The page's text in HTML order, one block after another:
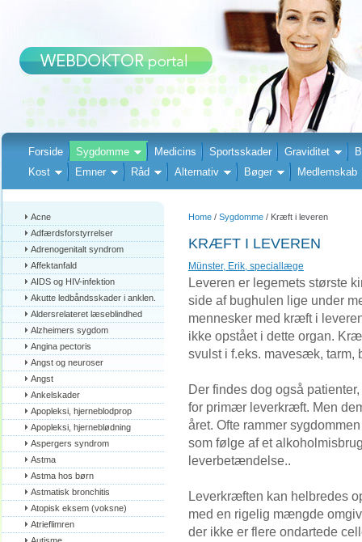
Forside Sygdomme Medicins Sportsskader Graviditet
Kost
Emner Råd Alternativ Bøger Medlemskab
Acne
Adfærdsforstyrrelser
Adrenogenitalt syndrom
Affektanfald
AIDS og HIV-infektion
Akutte ledbåndsskader i anklen.
Aldersrelateret læseblindhed
Alzheimers sygdom
Angina pectoris
Angst og neuroser
Angst
Ankelskader
Apopleksi, hjerneblodprop
Apopleksi, hjerneblødning
Aspergers syndrom
Astma
Astma hos børn
Astmatisk bronchitis
Atopisk eksem (voksne)
Atrieflimren
Home / Sygdomme / Kræft i leveren
KRÆFT I LEVEREN
Münster, Erik, speciallæge
Leveren er legemets største
side af bughulen lige under
mennesker med kræft i
ikke opstået i dette organ.
svulst i f.eks. mavesæk, tarm,
Der findes dog også
for primær leverkræft. Men
året. Ofte rammer
som følge af et
leverbetændelse..
Leverkræften kan helbredes
med en rigelig mængde
der ikke er flere ondartede